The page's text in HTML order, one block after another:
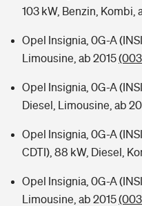
103 kW, Benzin, Kombi,
Opel Insignia, 0G-A
Limousine, ab 2015
Opel Insignia, 0G-A
Diesel, Limousine, ab
Opel Insignia, 0G-A
CDTI), 88 kW, Diesel,
Opel Insignia, 0G-A
Limousine, ab 2015